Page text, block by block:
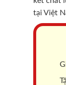
tại Việt